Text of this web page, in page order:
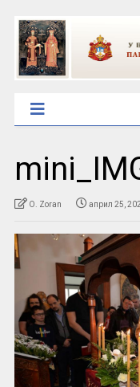
O. Zoran април 25,